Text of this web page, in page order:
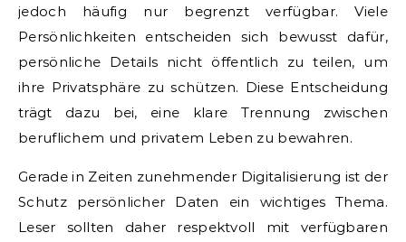
jedoch häufig nur begrenzt verfügbar. Viele
Persönlichkeiten entscheiden sich bewusst dafür,
persönliche Details nicht öffentlich zu teilen, um
ihre Privatsphäre zu schützen. Diese Entscheidung
trägt dazu bei, eine klare Trennung zwischen
beruflichem und privatem Leben zu bewahren.
Gerade in Zeiten zunehmender Digitalisierung ist der
Schutz persönlicher Daten ein wichtiges Thema.
Leser sollten daher respektvoll mit verfügbaren